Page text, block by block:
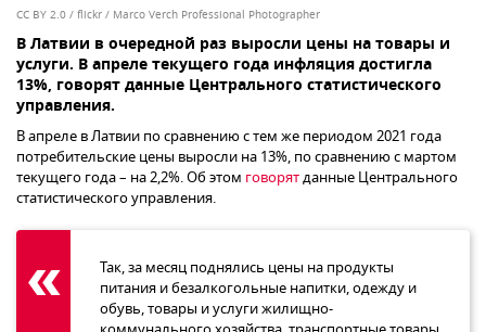
CC BY 2.0 / flickr / Marco Verch Professional Photographer
В Латвии в очередной раз выросли цены на товары и
услуги. В апреле текущего года инфляция достигла
13%, говорят данные Центрального статистического
управления.
В апреле в Латвии по сравнению с тем же периодом 2021 года
потребительские цены выросли на 13%, по сравнению с мартом
текущего года – на 2,2%. Об этом говорятданные Центрального
статистического управления.
Так, за месяц поднялись цены на продукты
питания и безалкогольные напитки, одежду и
обувь, товары и услуги жилищно-